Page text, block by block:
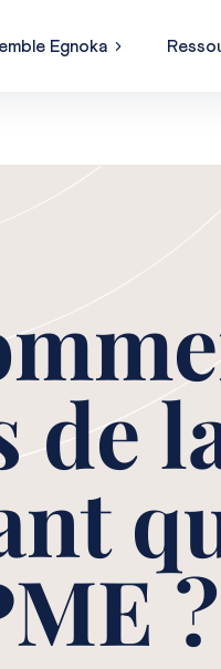
Egnoka
de
?